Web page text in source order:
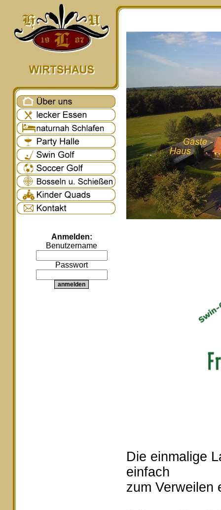
Anmelden:
Benutzername
Passwort
Die einmalige
einfach
zum Verweilen